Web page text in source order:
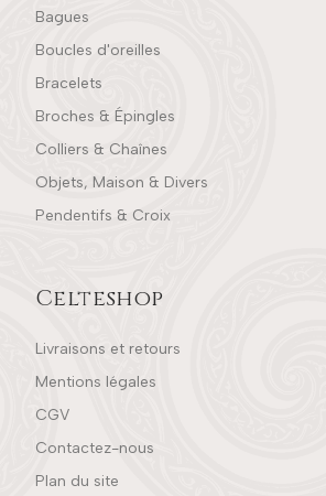
Bagues
Boucles d'oreilles
Bracelets
Broches & Épingles
Colliers & Chaînes
Objets, Maison & Divers
Pendentifs & Croix
Celteshop
Livraisons et retours
Mentions légales
CGV
Contactez-nous
Plan du site